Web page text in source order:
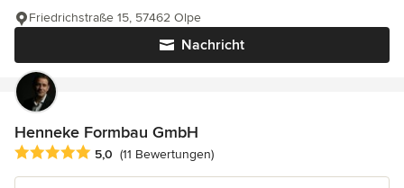
Nachricht
Friedrichstraße 15, 57462 Olpe
Henneke Formbau GmbH
Durchschnittliche Bewertung: 5 von 5 Sternen
5,0 (11 Bewertungen)